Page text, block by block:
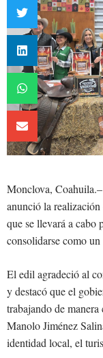
Monclova,
anunció la realización
que se llevará a cabo
consolidarse como
El edil agradeció al
y destacó que el
trabajando de
Manolo Jiménez
identidad local, el